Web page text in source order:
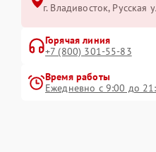
г. Владивосток, Русская
Горячая линия
+7 (800) 301-55-83
Время работы
Ежедневно с 9:00 до